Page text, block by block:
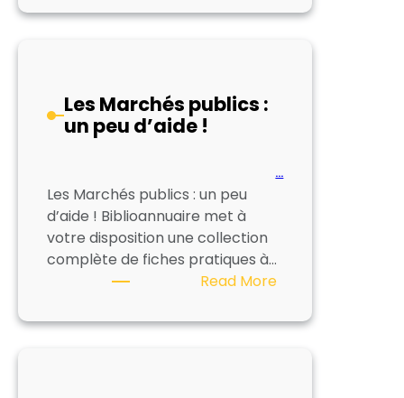
tarifs
Les Marchés publics :
un peu d’aide !
…
Les Marchés publics : un peu
d’aide ! Biblioannuaire met à
votre disposition une collection
complète de fiches pratiques à…
Read More:
Marchés